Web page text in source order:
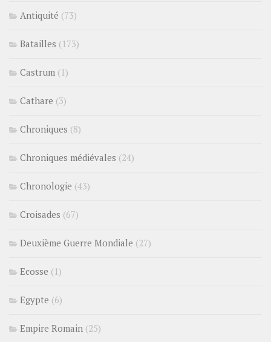
Antiquité (73)
Batailles (173)
Castrum (1)
Cathare (3)
Chroniques (8)
Chroniques médiévales (24)
Chronologie (43)
Croisades (67)
Deuxième Guerre Mondiale (27)
Ecosse (1)
Egypte (6)
Empire Romain (25)